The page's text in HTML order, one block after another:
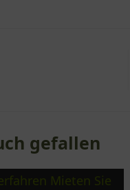
gefallen